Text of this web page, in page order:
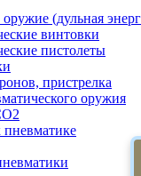
(дульная
винтовки
пистолеты
пристрелка
оружия
пневматике